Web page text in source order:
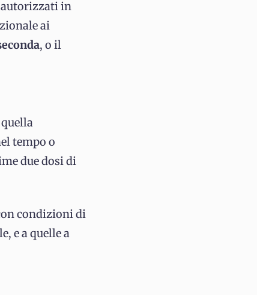
autorizzati in
ai
, o il
tempo o
due dosi di
condizioni di
e a quelle a